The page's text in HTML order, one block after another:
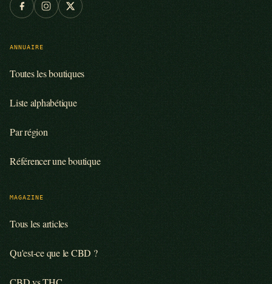
ANNUAIRE
Toutes les boutiques
Liste alphabétique
Par région
Référencer une boutique
MAGAZINE
Tous les articles
Qu'est-ce que le CBD ?